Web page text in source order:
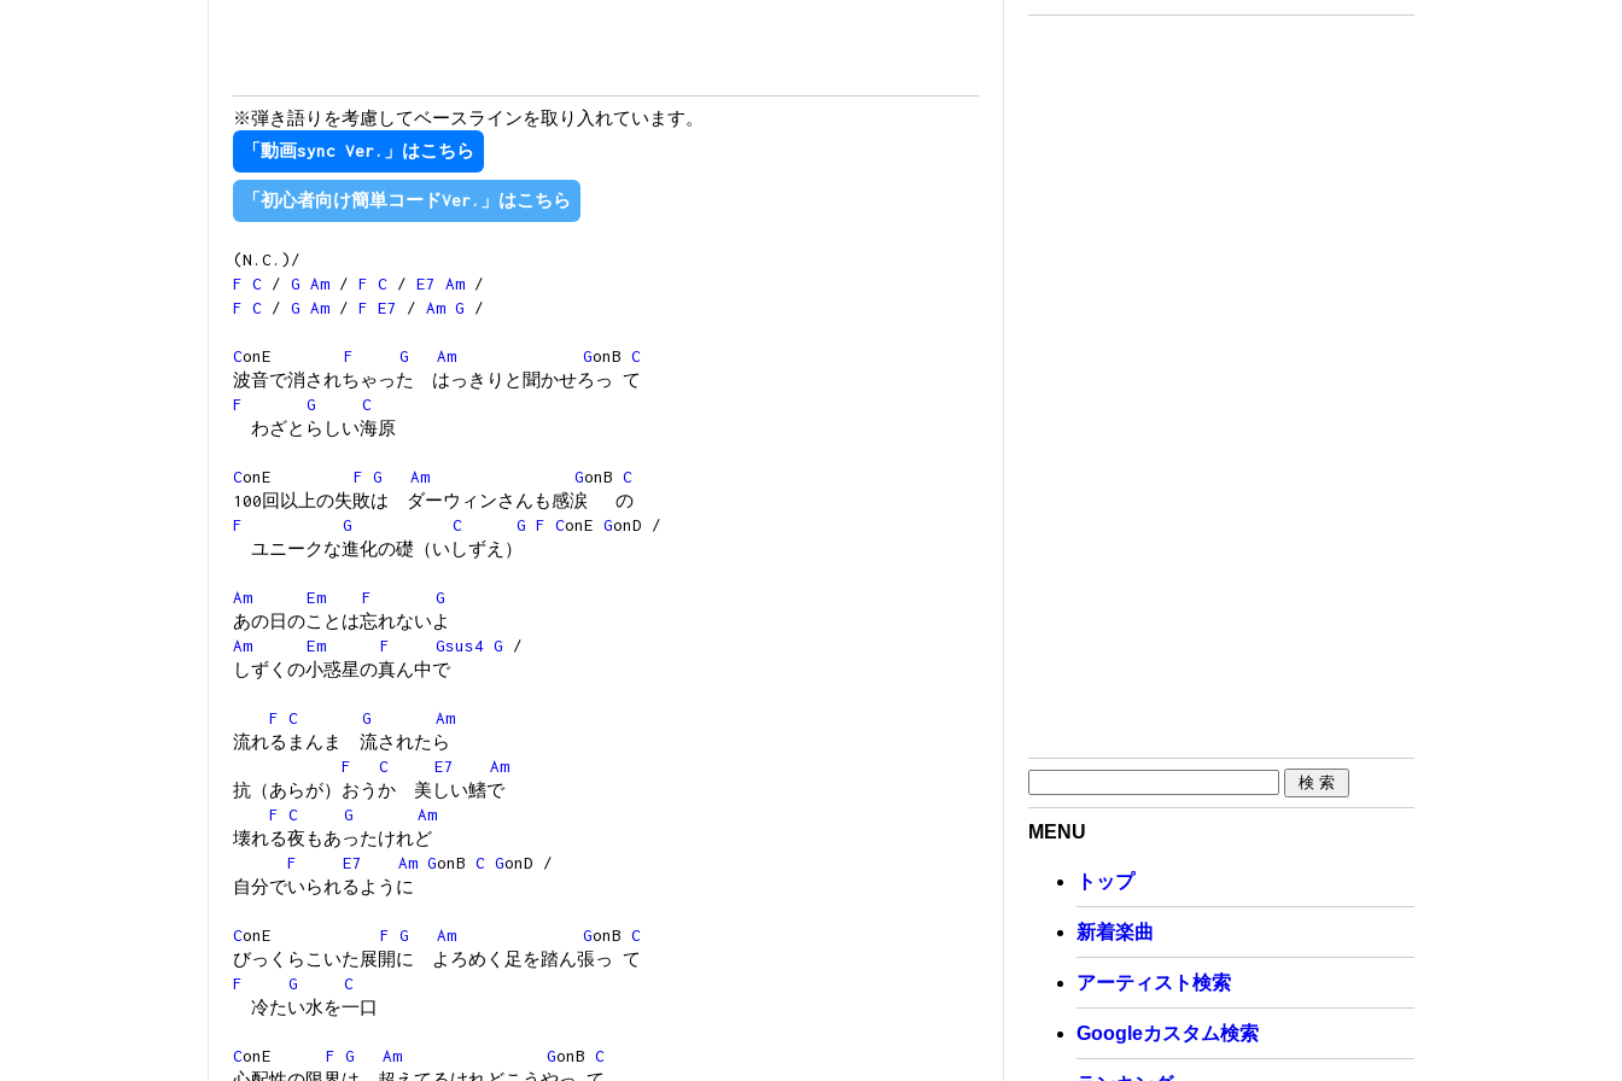
※弾き語りを考慮してベースラインを取り入れています。
「動画sync Ver.」はこちら
「初心者向け簡単コードVer.」はこちら
(N.C.)/
F C / G Am / F C / E7 Am /
F C / G Am / F E7 / Am G /
ConE F G Am GonB C
波音で消されちゃった はっきりと聞かせろっ て
F
G
C
わざとらしい海原
ConE F G Am GonB C
100回以上の失敗は ダーウィンさんも感涙 の
F
G C G F ConE GonD /
ユニークな進化の礎（いしずえ）
Am Em F
G
あの日のことは忘れないよ
Am
Em F Gsus4 G /
しずくの小惑星の真ん中で
F C G
Am
流れるまんま 流されたら
F
C E7
Am
抗（あらが）おうか 美しい鰭で
F C G
Am
壊れる夜もあったけれど
F
E7 Am GonB C GonD /
自分でいられるように
ConE F G Am GonB C
びっくらこいた展開に よろめく足を踏ん張っ て
F
G
C
冷たい水を一口
ConE F G Am GonB C
MENU
トップ
新着楽曲
アーティスト検索
Googleカスタム検索